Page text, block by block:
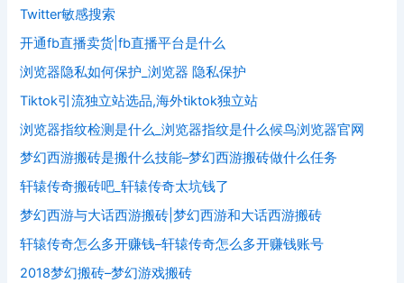
Twitter敏感搜索
开通fb直播卖货|fb直播平台是什么
浏览器隐私如何保护_浏览器 隐私保护
Tiktok引流独立站选品,海外tiktok独立站
浏览器指纹检测是什么_浏览器指纹是什么候鸟浏览器官网
梦幻西游搬砖是搬什么技能–梦幻西游搬砖做什么任务
轩辕传奇搬砖吧_轩辕传奇太坑钱了
梦幻西游与大话西游搬砖|梦幻西游和大话西游搬砖
轩辕传奇怎么多开赚钱–轩辕传奇怎么多开赚钱账号
2018梦幻搬砖–梦幻游戏搬砖